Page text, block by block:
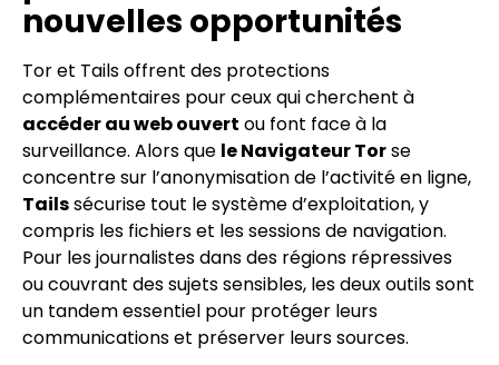
nouvelles opportunités
Tor et Tails offrent des protections
complémentaires pour ceux qui cherchent à
accéder au web ouvert ou font face à la
surveillance. Alors que le Navigateur Torse
concentre sur l’anonymisation de l’activité en ligne,
Tailssécurise tout le système d’exploitation, y
compris les fichiers et les sessions de navigation.
Pour les journalistes dans des régions répressives
ou couvrant des sujets sensibles, les deux outils sont
un tandem essentiel pour protéger leurs
communications et préserver leurs sources.